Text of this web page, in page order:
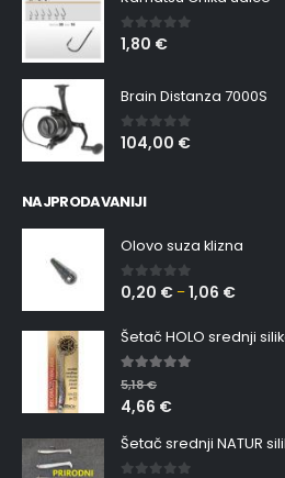
0 out of 5
1,80 €
Brain Distanza 7000S
0out of 5
104,00 €
NAJPRODAVANIJI
Olovo suza klizna
0 out of 5
0,20 € –1,06 €
5.00out of 5
5,18€
4,66 €